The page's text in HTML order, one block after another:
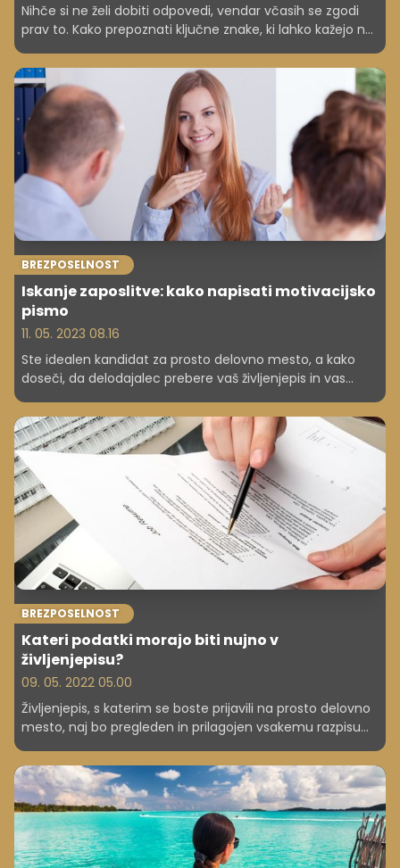
Nihče si ne želi dobiti odpovedi, vendar včasih se zgodi
prav to. Kako prepoznati ključne znake, ki lahko kažejo na
BREZPOSELNOST
Iskanje zaposlitve: kako napisati motivacijsko
pismo
11. 05. 2023 08.16
Ste idealen kandidat za prosto delovno mesto, a kako
doseči, da delodajalec prebere vaš življenjepis in vas
motivacijsko pismo.
BREZPOSELNOST
Kateri podatki morajo biti nujno v
življenjepisu?
09. 05. 2022 05.00
Življenjepis, s katerim se boste prijavili na prosto delovno
mesto, naj bo pregleden in prilagojen vsakemu razpisu
vsakem življenjepisu?